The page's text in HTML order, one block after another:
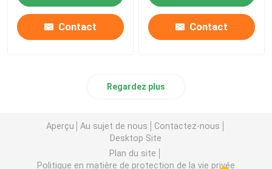
Contact Contact
Regardez plus
Aperçu Au sujet de nous
Contactez-nous
Desktop Site
Plan du site
Politique en matière de protection de la vie privée